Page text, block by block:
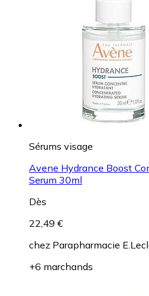
Sérums visage
Avene Hydrance Boost
Serum 30ml
Dès
22,49 €
chez Parapharmacie
+6 marchands